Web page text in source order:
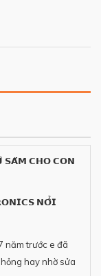
𝗦𝗔̆́𝗠 𝗖𝗛𝗢 𝗖𝗢𝗡
𝗡𝗢̂̉𝗜
năm trước e đã
hay nhờ sửa